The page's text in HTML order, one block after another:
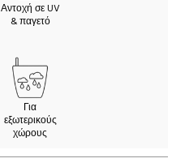
Αντοχή σε UV
& παγετό
Για
εξωτερικούς
χώρους